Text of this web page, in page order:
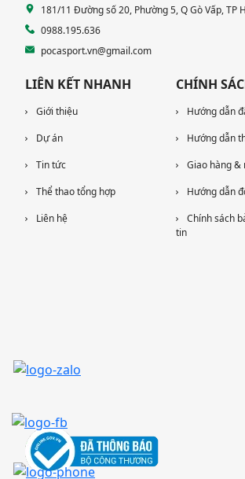
181/11 Đường số 20, Phường 5, Q Gò Vấp, TP
0988.195.636
pocasport.vn@gmail.com
LIÊN KẾT NHANH
Giới thiệu
Dự án
Tin tức
Thể thao tổng hợp
Liên hệ
CHÍNH
Hướng dẫn
Hướng dẫn
Giao hàng &
Hướng dẫn
Chính sách
tin